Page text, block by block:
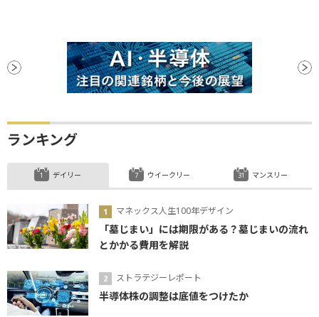
ランキング
デイリー
マネックス人生100年デザイン
「墓じまい」には期限がある？墓じまいの流れ
とかかる費用を解説
ストラテジーレポート
半導体株の調整は底値をつけたか
ウイークリー マンスリー